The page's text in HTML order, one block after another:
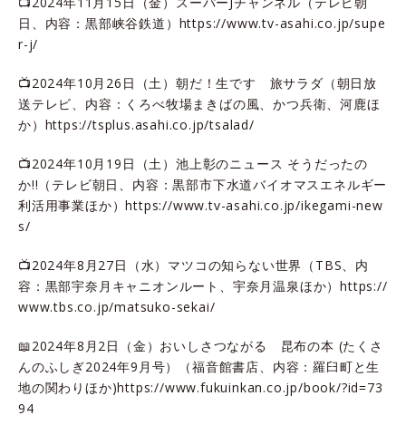
日、内容：黒部峡谷鉄道） https://www.tv-asahi.co.jp/supe
r-j/
📺2024年10月26日（土）朝だ！生です 旅サラダ（朝日放
送テレビ、内容：くろべ牧場まきばの風、かつ兵衛、河鹿ほ
か） https://tsplus.asahi.co.jp/tsalad/
📺2024年10月19日（土）池上彰のニュース そうだったの
か!!（テレビ朝日、内容：黒部市下水道バイオマスエネルギー
利活用事業ほか）https://www.tv-asahi.co.jp/ikegami-new
s/
📺2024年8月27日（水）マツコの知らない世界（TBS、内
容：黒部宇奈月キャニオンルート、宇奈月温泉ほか）https://
www.tbs.co.jp/matsuko-sekai/
📖2024年8月2日（金）おいしさつながる 昆布の本 (たくさ
んのふしぎ2024年9月号）（福音館書店、内容：羅臼町と生
地の関わりほか)https://www.fukuinkan.co.jp/book/?id=73
94